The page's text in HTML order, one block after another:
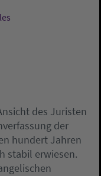
des Juristen
der
hundert Jahren
stabil erwiesen.